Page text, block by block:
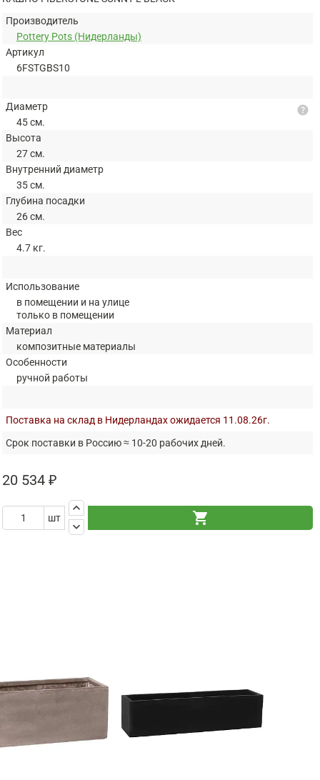
Производитель
Pottery Pots (Нидерланды)
Артикул
6FSTGBS10
Диаметр
45 см.
Высота
27 см.
Внутренний диаметр
35 см.
Глубина посадки
26 см.
Вес
4.7 кг.
help
Использование
в помещении и на улице
только в помещении
Материал
композитные материалы
Особенности
ручной работы
Поставка на склад в Нидерландах ожидается 11.08.26г.
Срок поставки в Россию ≈ 10-20 рабочих дней.
20 534 ₽
шт
keyboard_arrow_up
keyboard_arrow_down
shopping_cart